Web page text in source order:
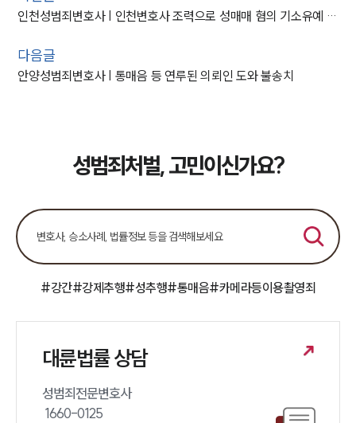
인천성범죄변호사 | 인천변호사 조력으로 성매매 혐의 기소유예 처분 마무리
다음글
안양성범죄변호사 | 통매음 등 연루된 의뢰인 도와 불송치
성범죄처벌, 고민이신가요?
#강간#강제추행#성추행#통매음#카메라등이용촬영죄
대륜법률 상담
성범죄전문변호사